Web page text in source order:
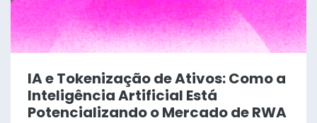
IA e Tokenização de Ativos: Como a
Inteligência Artificial Está
Potencializando o Mercado de RWA